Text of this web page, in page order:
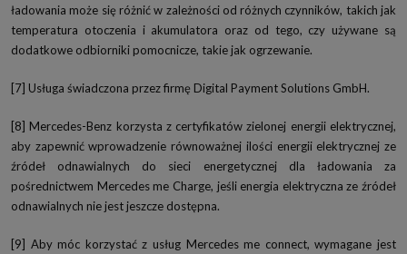
ładowania może się różnić w zależności od różnych czynników, takich jak
temperatura otoczenia i akumulatora oraz od tego, czy używane są
dodatkowe odbiorniki pomocnicze, takie jak ogrzewanie.
[7] Usługa świadczona przez firmę Digital Payment Solutions GmbH.
[8] Mercedes-Benz korzysta z certyfikatów zielonej energii elektrycznej,
aby zapewnić wprowadzenie równoważnej ilości energii elektrycznej ze
źródeł odnawialnych do sieci energetycznej dla ładowania za
pośrednictwem Mercedes me Charge, jeśli energia elektryczna ze źródeł
odnawialnych nie jest jeszcze dostępna.
[9] Aby móc korzystać z usług Mercedes me connect, wymagane jest